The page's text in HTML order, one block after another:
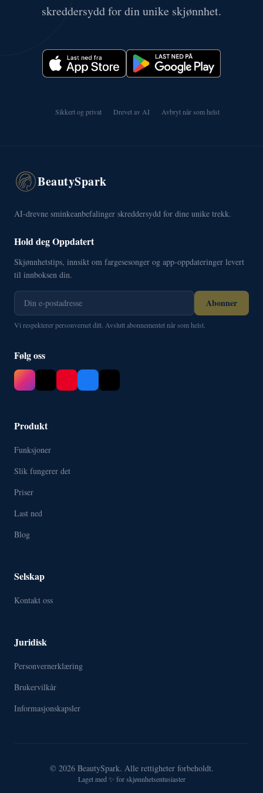
skreddersydd for din unike skjønnhet.
Sikkert og privat Drevet av AI Avbryt når som helst
BeautySpark
AI-drevne sminkeanbefalinger skreddersydd for dine unike trekk.
Hold deg Oppdatert
Skjønnhetstips, innsikt om fargesesonger og app-oppdateringer levert
til innboksen din.
Abonner
Vi respekterer personvernet ditt. Avslutt abonnementet når som helst.
Følg oss
Produkt
Funksjoner
Slik fungerer det
Priser
Last ned
Blog
Selskap
Kontakt oss
Juridisk
Personvernerklæring
Brukervilkår
Informasjonskapsler
© 2026 BeautySpark. Alle rettigheter forbeholdt.
Laget med ✨ for skjønnhetsentusiaster